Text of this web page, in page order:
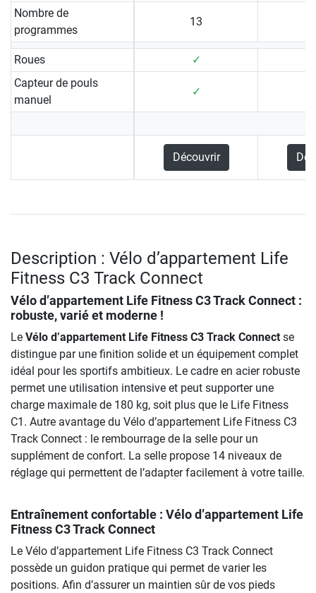
Nombre de
programmes
13
Roues ✓
Capteur de pouls
manuel
✓
Découvrir
Description : Vélo d’appartement Life
Fitness C3 Track Connect
Vélo d’appartement Life Fitness C3 Track Connect :
robuste, varié et moderne !
Le Vélo d’appartement Life Fitness C3 Track Connect se
distingue par une finition solide et un équipement complet
idéal pour les sportifs ambitieux. Le cadre en acier robuste
permet une utilisation intensive et peut supporter une
charge maximale de 180 kg, soit plus que le Life Fitness
C1. Autre avantage du Vélo d’appartement Life Fitness C3
Track Connect : le rembourrage de la selle pour un
supplément de confort. La selle propose 14 niveaux de
réglage qui permettent de l’adapter facilement à votre taille.
Entraînement confortable : Vélo d’appartement Life
Fitness C3 Track Connect
Le Vélo d’appartement Life Fitness C3 Track Connect
possède un guidon pratique qui permet de varier les
positions. Afin d’assurer un maintien sûr de vos pieds